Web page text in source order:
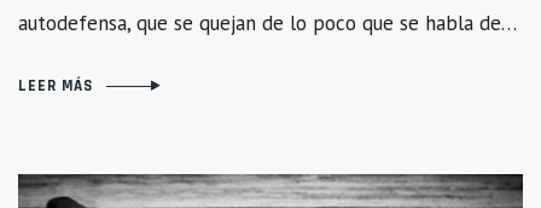
autodefensa, que se quejan de lo poco que se habla de…
LEER MÁS